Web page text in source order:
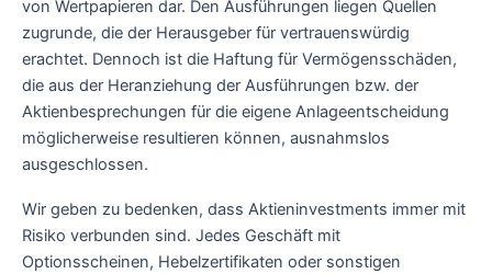
von Wertpapieren dar. Den Ausführungen liegen Quellen
zugrunde, die der Herausgeber für vertrauenswürdig
erachtet. Dennoch ist die Haftung für Vermögensschäden,
die aus der Heranziehung der Ausführungen bzw. der
Aktienbesprechungen für die eigene Anlageentscheidung
möglicherweise resultieren können, ausnahmslos
ausgeschlossen.
Wir geben zu bedenken, dass Aktieninvestments immer mit
Risiko verbunden sind. Jedes Geschäft mit
Optionsscheinen, Hebelzertifikaten oder sonstigen